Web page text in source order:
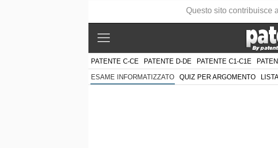
PATENTE C-CE PATENTE D-DE PATENTE C1-C1E
ESAME INFORMATIZZATO QUIZ PER ARGOMENTO
Questo sito contribuisce